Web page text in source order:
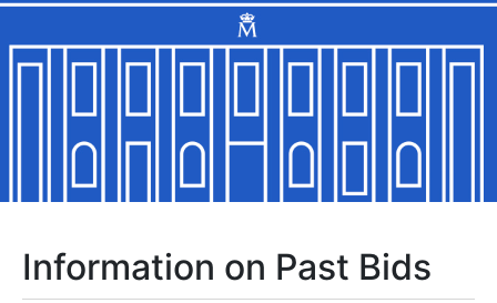
Show/Hide
Show/Hide
Show/Hide
Information on Past Bids